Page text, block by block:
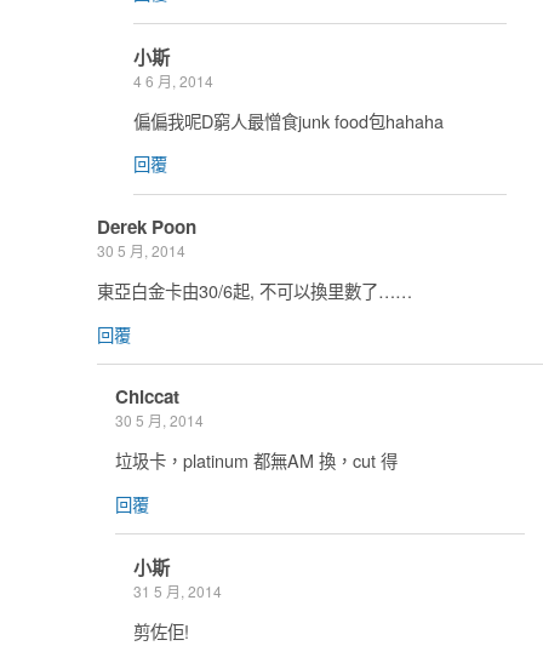
小斯
4 6 月, 2014
偏偏我呢D窮人最憎食junk food包hahaha
回覆
Derek Poon
30 5 月, 2014
東亞白金卡由30/6起, 不可以換里數了……
回覆
Chiccat
30 5 月, 2014
垃圾卡，platinum 都無AM 換，cut 得
回覆
小斯
31 5 月, 2014
剪佐佢!